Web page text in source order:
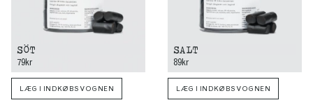
SÖT
79kr
LÆG I INDKØBSVOGNEN
SALT
89kr
LÆG I INDKØBSVOGNEN